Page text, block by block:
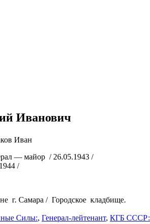
Иванович
Иван
— майор / 26.05.1943 /
/
г. Самара / Городское кладбище.
Силы:, Генерал-лейтенант, КГБ СССР: